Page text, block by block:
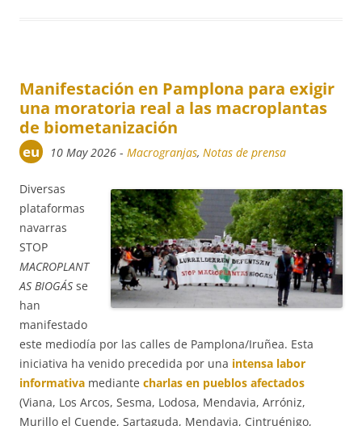
Manifestación en Pamplona para exigir
una moratoria real a las macroplantas
de biometanización
eu 10 May 2026 -Macrogranjas,Notas de prensa
Diversas
plataformas
navarras
STOP
MACROPLANT
AS BIOGÁS se
han
manifestado
este mediodía por las calles de Pamplona/Iruñea. Esta
iniciativa ha venido precedida por una intensa labor
informativa mediante charlas en pueblos afectados
(Viana, Los Arcos, Sesma, Lodosa, Mendavia, Arróniz,
Murillo el Cuende, Sartaguda, Mendavia, Cintruénigo,